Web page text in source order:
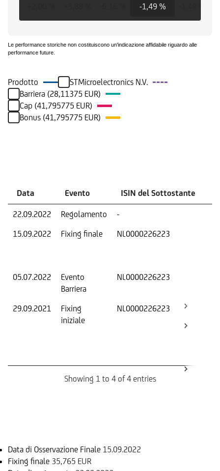
-1,49 %
Le performance storiche non costituiscono un'indicazione affidabile riguardo alle
performance future.
Prodotto
STMicroelectronics N.V.
Barriera (28,11375 EUR)
Cap (41,795775 EUR)
Bonus (41,795775 EUR)
Data Evento ISIN del Sottostante
22.09.2022 Regolamento -
15.09.2022
Fixing finale NL0000226223
05.07.2022
Evento
Barriera
NL0000226223
29.09.2021
Fixing
iniziale
NL0000226223
Showing 1 to 4 of 4 entries
Data di Osservazione Finale 15.09.2022
Fixing finale 35,765 EUR